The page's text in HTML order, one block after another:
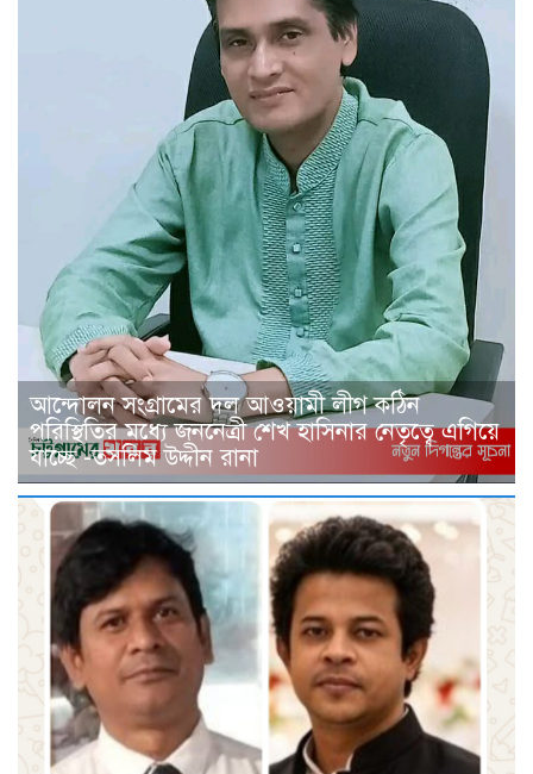
আন্দোলন সংগ্রামের দল আওয়ামী লীগ কঠিন
পরিস্থিতির মধ্যে জননেত্রী শেখ হাসিনার নেতৃত্বে এগিয়ে
যাচ্ছে -তসলিম উদ্দীন রানা